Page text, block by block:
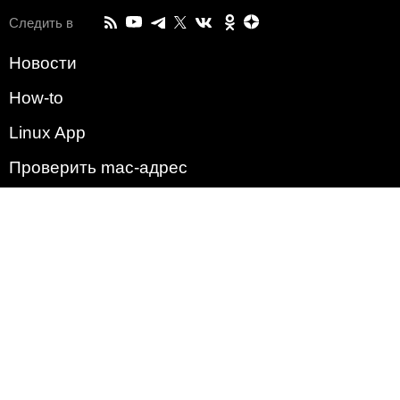
Следить в
Новости
How-to
Linux App
Проверить mac-адрес